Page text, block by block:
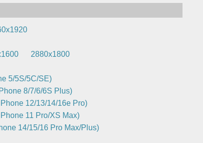
2880x1800
5/5S/5C/SE)
8/7/6/6S Plus)
12/13/14/16e Pro)
11 Pro/XS Max)
14/15/16 Pro Max/Plus)